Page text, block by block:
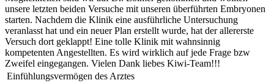
unsere letzten beiden Versuche mit unseren überführten Embryonen
starten. Nachdem die Klinik eine ausführliche Untersuchung
veranlasst hat und ein neuer Plan erstellt wurde, hat der allererste
Versuch dort geklappt! Eine tolle Klinik mit wahnsinnig
kompetenten Angestellten. Es wird wirklich auf jede Frage bzw
Zweifel eingegangen. Vielen Dank liebes Kiwi-Team!!!
Einfühlungsvermögen des Arztes